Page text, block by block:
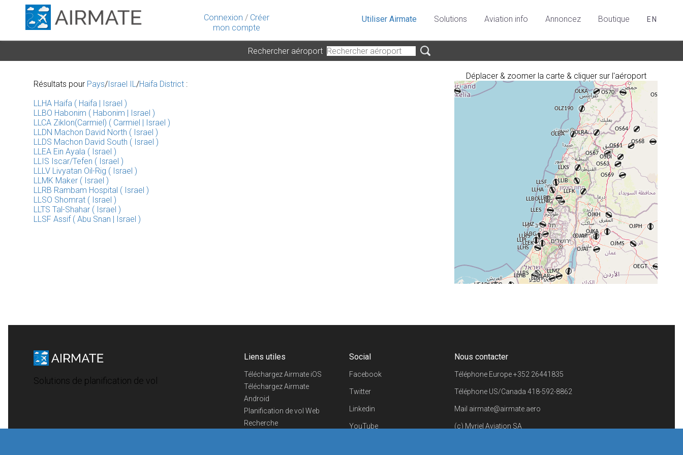
Connexion / Créer
mon compte
Utiliser Airmate Solutions Aviation info Annoncez Boutique EN
Rechercher aéroport
Déplacer & zoomer la carte & cliquer sur l'aéroport
©OpenStreetMapcontributors.
Résultats pour Pays/Israel IL/Haifa District :
LLHA Haifa ( Haifa | Israel )
LLBO Habonim ( Habonim | Israel )
LLCA Ziklon(Carmiel) ( Carmiel | Israel )
LLDN Machon David North ( Israel )
LLDS Machon David South ( Israel )
LLEA Ein Ayala ( Israel )
LLIS Iscar/Tefen ( Israel )
LLLV Livyatan Oil-Rig ( Israel )
LLMK Maker ( Israel )
LLRB Rambam Hospital ( Israel )
LLSO Shomrat ( Israel )
LLTS Tal-Shahar ( Israel )
LLSF Assif ( Abu Snan | Israel )
Solutions de planification de vol
Liens utiles
Téléchargez Airmate iOS
Téléchargez Airmate
Android
Planification de vol Web
Recherche
Social
Facebook
Twitter
Linkedin
YouTube
Nous contacter
Téléphone Europe+352 26441835
Téléphone US/Canada 418-592-8862
Mail airmate@airmate.aero
(c) Myriel Aviation SA